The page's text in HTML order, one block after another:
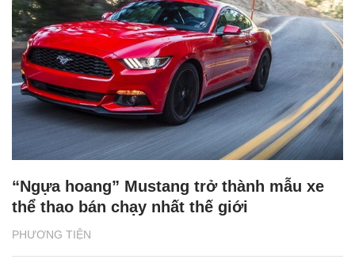
PHƯƠNG TIỆN
“Ngựa hoang” Mustang trở thành mẫu xe
thể thao bán chạy nhất thế giới